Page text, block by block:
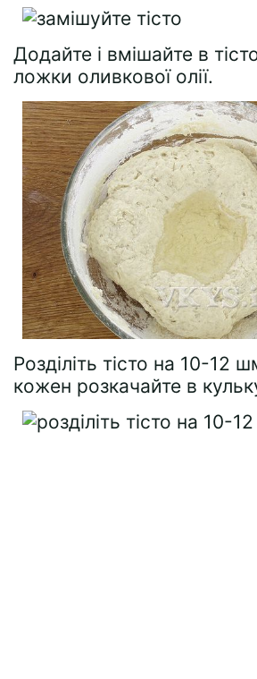
Додайте і вмішайте в
ложки оливкової олії.
Розділіть тісто на 10-12
кожен розкачайте в